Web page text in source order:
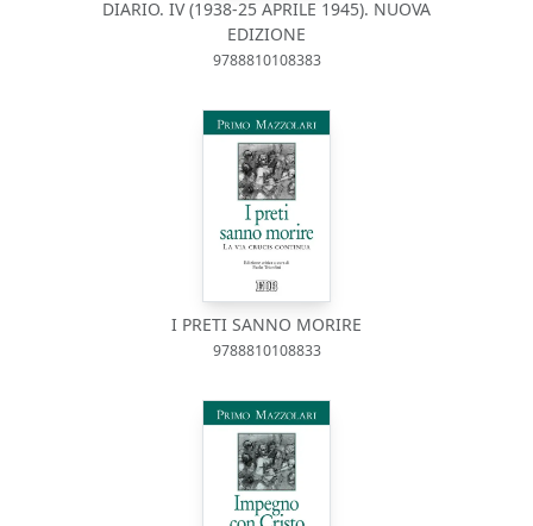
DIARIO. IV (1938-25 APRILE 1945). NUOVA
EDIZIONE
9788810108383
I PRETI SANNO MORIRE
9788810108833